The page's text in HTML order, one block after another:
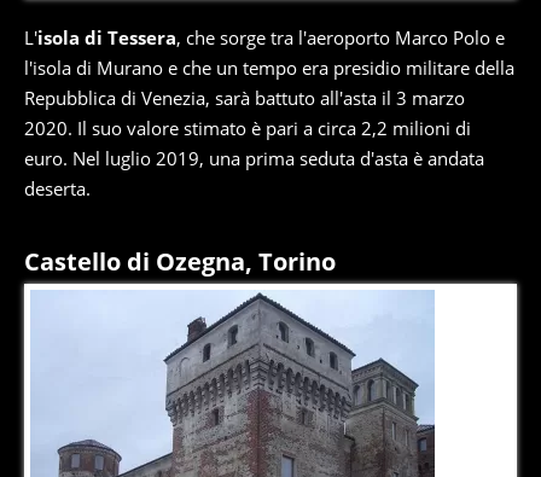
L'isola di Tessera, che sorge tra l'aeroporto Marco Polo e
l'isola di Murano e che un tempo era presidio militare della
Repubblica di Venezia, sarà battuto all'asta il 3 marzo
2020. Il suo valore stimato è pari a circa 2,2 milioni di
euro. Nel luglio 2019, una prima seduta d'asta è andata
deserta.
Castello di Ozegna, Torino